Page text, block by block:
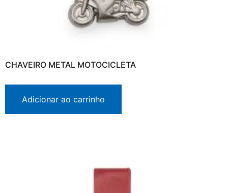
CHAVEIRO METAL MOTOCICLETA
Adicionar ao carrinho